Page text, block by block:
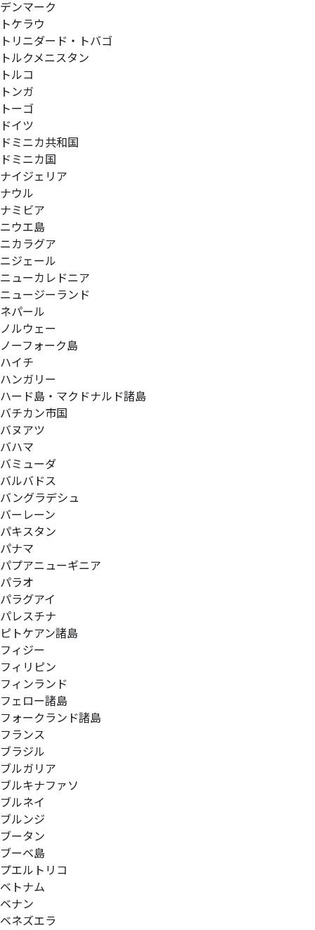
デンマーク
トケラウ
トリニダード・トバゴ
トルクメニスタン
トルコ
トンガ
トーゴ
ドイツ
ドミニカ共和国
ドミニカ国
ナイジェリア
ナウル
ナミビア
ニウエ島
ニカラグア
ニジェール
ニューカレドニア
ニュージーランド
ネパール
ノルウェー
ノーフォーク島
ハイチ
ハンガリー
ハード島・マクドナルド諸島
バチカン市国
バヌアツ
バハマ
バミューダ
バルバドス
バングラデシュ
バーレーン
パキスタン
パナマ
パプアニューギニア
パラオ
パラグアイ
パレスチナ
ピトケアン諸島
フィジー
フィリピン
フィンランド
フェロー諸島
フォークランド諸島
フランス
ブラジル
ブルガリア
ブルキナファソ
ブルネイ
ブルンジ
ブータン
ブーベ島
プエルトリコ
ベトナム
ベナン
ベネズエラ